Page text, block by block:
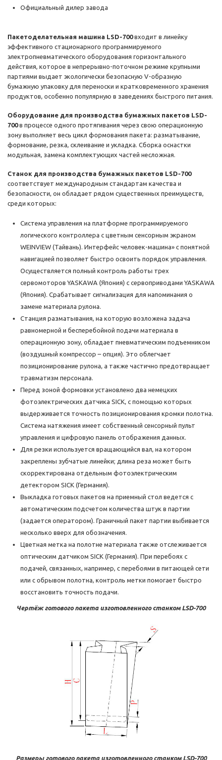
Официальный дилер завода
Пакетоделательная машина LSD-700входит в линейку
эффективного стационарного программируемого
электропневматического оборудования горизонтального
действия, которое в непрерывно-поточном режиме крупными
партиями выдает экологически безопасную V-образную
бумажную упаковку для переноски и кратковременного хранения
продуктов, особенно популярную в заведениях быстрого питания.
Оборудование для производства бумажных пакетов LSD-
700в процессе одного протягивания через свою операционную
зону выполняет весь цикл формования пакета: разматывание,
формование, резка, склеивание и укладка. Сборка оснастки
модульная, замена комплектующих частей несложная.
Станок для производства бумажных пакетов LSD-700
соответствует международным стандартам качества и
безопасности, он обладает рядом существенных преимуществ,
среди которых:
Система управления на платформе программируемого
логического контроллера с цветным сенсорным экраном
WEINVIEW (Тайвань). Интерфейс человек-машина» с понятной
навигацией позволяет быстро освоить порядок управления.
Осуществляется полный контроль работы трех
сервомоторов YASKAWA (Япония) с сервоприводами YASKAWA
(Япония). Срабатывает сигнализация для напоминания о
замене материала рулона.
Станция разматывания, на которую возложена задача
равномерной и бесперебойной подачи материала в
операционную зону, обладает пневматическим подъемником
(воздушный компрессор – опция). Это облегчает
позиционирование рулона, а также частично предотвращает
травматизм персонала.
Перед зоной формовки установлено два немецких
фотоэлектрических датчика SICK, с помощью которых
выдерживается точность позиционирования кромки полотна.
Система натяжения имеет собственный сенсорный пульт
управления и цифровую панель отображения данных.
Для резки используется вращающийся вал, на котором
закреплены зубчатые линейки; длина реза может быть
скорректирована отдельным фотоэлектрическим
детектором SICK (Германия).
Выкладка готовых пакетов на приемный стол ведется с
автоматическим подсчетом количества штук в партии
(задается оператором). Граничный пакет партии выбивается
несколько вверх для обозначения.
Цветная метка на полотне материала также отслеживается
оптическим датчиком SICK (Германия). При перебоях с
подачей, связанных, например, с перебоями в питающей сети
или с обрывом полотна, контроль метки помогает быстро
восстановить точность подачи.
Чертёж готового пакета изготовленного станком LSD-700
Размеры готового пакета изготовленного станком LSD-700